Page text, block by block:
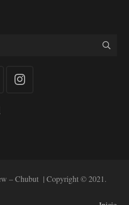
– Chubut | Copyright © 2021.